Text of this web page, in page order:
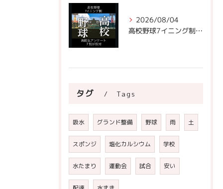
2026/08/04
高校野球7イニング制への声。
タグ Tags
吸水 グランド整備 野球 雨 土
スポンジ 塩化カルシウム 学校
水たまり 運動会 試合 安い